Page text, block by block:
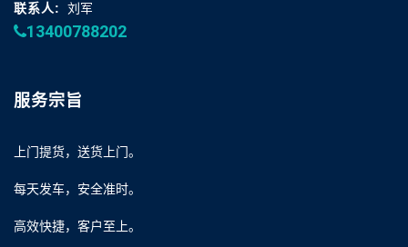
联系人:
刘军
13400788202
服务宗旨
上门提货，送货上门。
每天发车，安全准时。
高效快捷，客户至上。